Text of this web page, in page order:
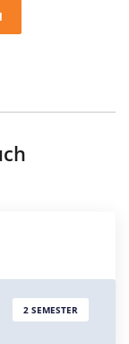
2 SEMESTER